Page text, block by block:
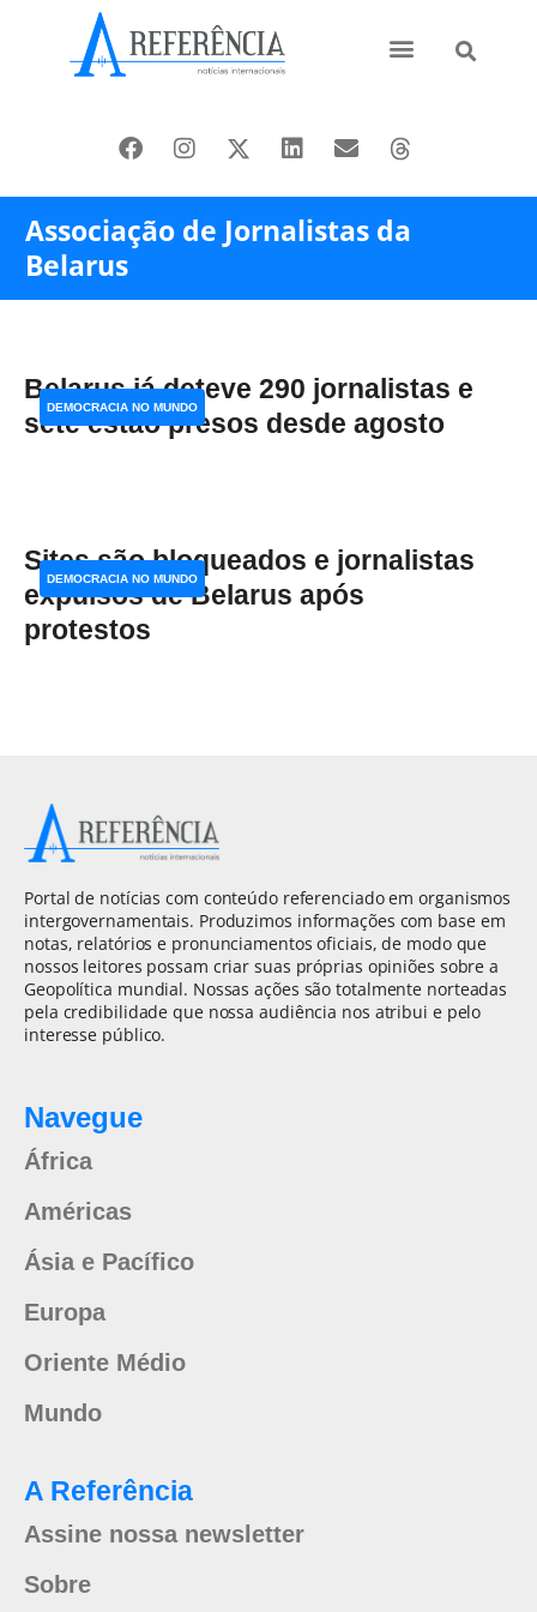
Associação de Jornalistas da
Belarus
Belarus já deteve 290 jornalistas e
sete estão presos desde agosto
DEMOCRACIA NO MUNDO
Sites são bloqueados e jornalistas
expulsos de Belarus após
protestos
DEMOCRACIA NO MUNDO
Portal de notícias com conteúdo referenciado em organismos
intergovernamentais. Produzimos informações com base em
notas, relatórios e pronunciamentos oficiais, de modo que
nossos leitores possam criar suas próprias opiniões sobre a
Geopolítica mundial. Nossas ações são totalmente norteadas
pela credibilidade que nossa audiência nos atribui e pelo
interesse público.
Navegue
África
Américas
Ásia e Pacífico
Europa
Oriente Médio
Mundo
A Referência
Assine nossa newsletter
Sobre